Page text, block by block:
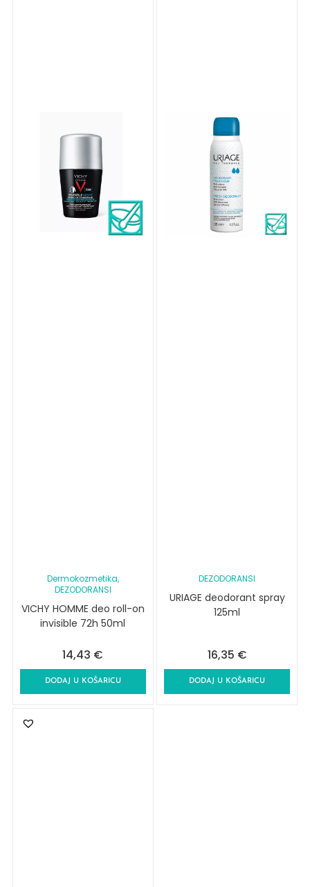
Dermokozmetika,
DEZODORANSI
VICHY HOMME deo roll-on
invisible 72h 50ml
14,43 €
DODAJ U KOŠARICU
DEZODORANSI
URIAGE deodorant spray
125ml
16,35 €
DODAJ U KOŠARICU